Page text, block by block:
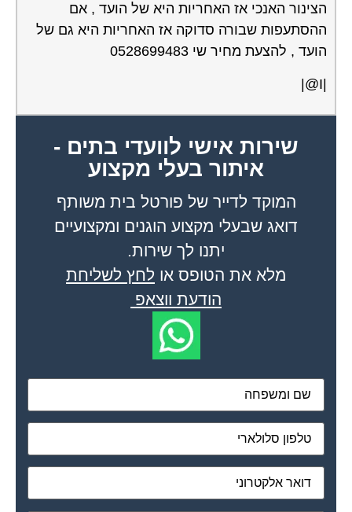
הצינור האנכי אז האחריות היא של הועד , אם
ההסתעפות שבורה סדוקה אז האחריות היא גם של
הועד , להצעת מחיר שי 0528699483
|I@|
שירות אישי לוועדי בתים -
איתור בעלי מקצוע
המוקד לדייר של פורטל בית משותף
דואג שבעלי מקצוע הוגנים ומקצועיים
יתנו לך שירות.
מלא את הטופס או לחץ לשליחת
הודעת ווצאפ